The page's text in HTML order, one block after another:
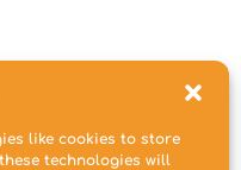
like cookies to store
technologies will